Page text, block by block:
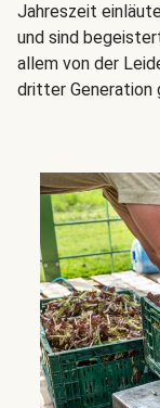
Jahreszeit
und sind
allem von der
dritter Generation